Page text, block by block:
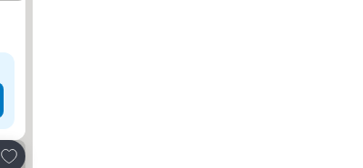
Dodati u favorite